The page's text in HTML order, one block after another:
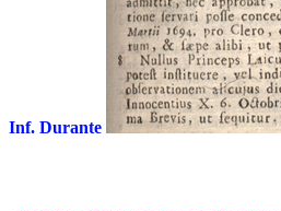
Inf. Durante